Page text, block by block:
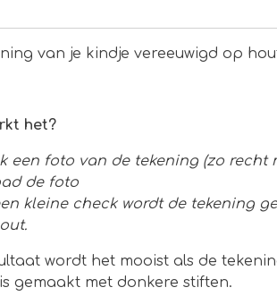
van je kindje vereeuwigd op
het?
een foto van de tekening (zo recht
de foto
kleine check wordt de tekening
wordt het mooist als de
gemaakt met donkere stiften.